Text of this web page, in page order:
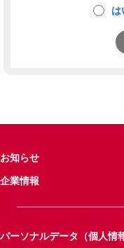
は
お知らせ
企業情報
パーソナルデータ（個人情